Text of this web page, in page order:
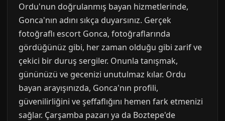
Ordu'nun doğrulanmış bayan hizmetlerinde,
Gonca'nın adını sıkça duyarsınız. Gerçek
fotoğraflı escort Gonca, fotoğraflarında
gördüğünüz gibi, her zaman olduğu gibi zarif ve
çekici bir duruş sergiler. Onunla tanışmak,
gününüzü ve gecenizi unutulmaz kılar. Ordu
bayan arayışınızda, Gonca'nın profili,
güvenilirliğini ve şeffaflığını hemen fark etmenizi
sağlar. Çarşamba pazarı ya da Boztepe'de